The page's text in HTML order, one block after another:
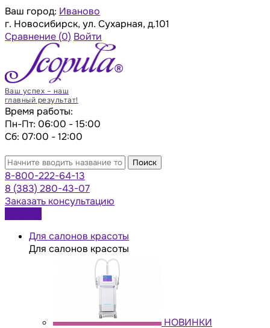
Ваш город: Иваново
г. Новосибирск, ул. Сухарная, д.101
Сравнение (0) Войти
Ваш успех – наш
главный результат!
Время работы:
Пн-Пт: 06:00 - 15:00
Сб: 07:00 - 12:00
Поиск
8-800-222-64-13
8 (383) 280-43-07
Заказать консультацию
Для салонов красоты
Для салонов красоты
НОВИНКИ